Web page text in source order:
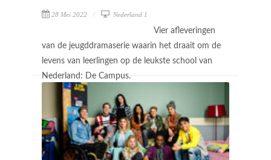
28 Mei 2022 Nederland 1
Vier afleveringen
van de jeugddramaserie waarin het draait om de
levens van leerlingen op de leukste school van
Nederland: De Campus.